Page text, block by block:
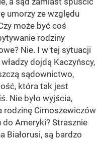
umorzy ze względu
może być coś
rodziny
Nie. I w tej sytuacji
dojdą Kaczyńscy,
sądownictwo,
która tak jest
Nie było wyjścia,
rodzinę Cimoszewiczów
Ameryki? Strasznie
Białorusi, są bardzo